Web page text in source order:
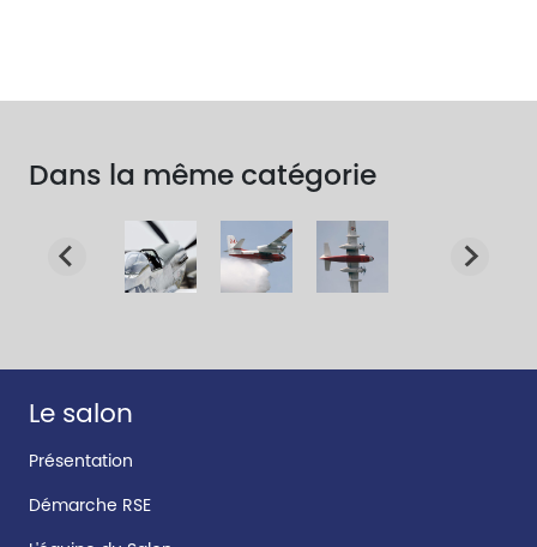
Dans la même catégorie
Le salon
Présentation
Démarche RSE